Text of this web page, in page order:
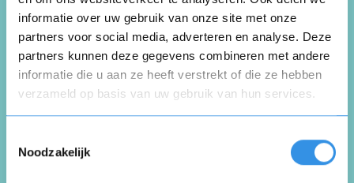
informatie over uw gebruik van onze site met onze
partners voor social media, adverteren en analyse. Deze
partners kunnen deze gegevens combineren met andere
informatie die u aan ze heeft verstrekt of die ze hebben
verzameld op basis van uw gebruik van hun services.
Noodzakelijk
Schrijf een review